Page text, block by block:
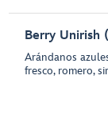
Berry Unirish
Arándanos
fresco, romero,